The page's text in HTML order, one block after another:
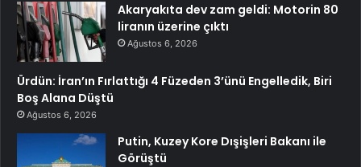
Akaryakıta dev zam geldi: Motorin 80
liranın üzerine çıktı
Ağustos 6, 2026
Ürdün: İran’ın Fırlattığı 4 Füzeden 3’ünü Engelledik, Biri
Boş Alana Düştü
Ağustos 6, 2026
Putin, Kuzey Kore Dışişleri Bakanı ile
Görüştü